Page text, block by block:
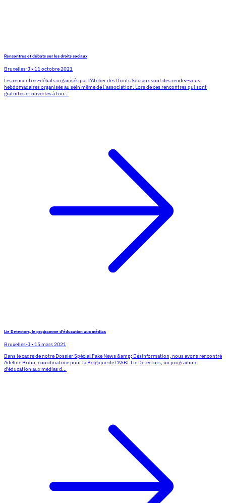
Rencontres et débats sur les droits sociaux
Bruxelles-J•11 octobre 2021
Les rencontres-débats organisés par l'Atelier des Droits Sociaux sont des rendez-vous
hebdomadaires organisés au sein même de l’association. Lors de ces rencontres qui sont
gratuites et ouvertes à tou...
Lie Detectors, le programme d'éducation aux médias
Bruxelles-J•15 mars 2021
Dans le cadre de notre Dossier Spécial Fake News &amp; Désinformation, nous avons rencontré
Adeline Brion, coordinatrice pour la Belgique de l'ASBL Lie Detectors, un programme
d'éducation aux médias d...